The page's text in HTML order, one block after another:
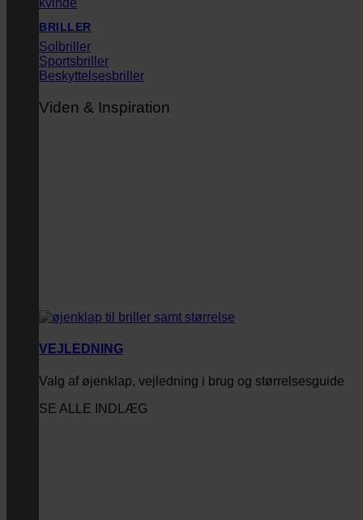
BRILLER
Solbriller
Sportsbriller
Beskyttelsesbriller
Viden & Inspiration
VEJLEDNING
Valg af øjenklap, vejledning i brug og størrelsesguide
SE ALLE INDLÆG